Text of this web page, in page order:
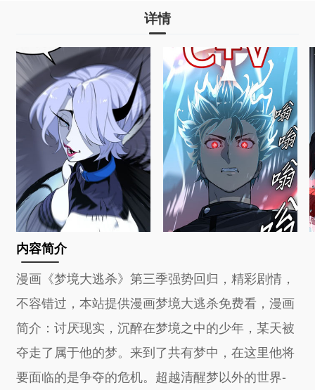
详情
内容简介
漫画《梦境大逃杀》第三季强势回归，精彩剧情，
不容错过，本站提供漫画梦境大逃杀免费看，漫画
简介：讨厌现实，沉醉在梦境之中的少年，某天被
夺走了属于他的梦。来到了共有梦中，在这里他将
要面临的是争夺的危机。超越清醒梦以外的世界-